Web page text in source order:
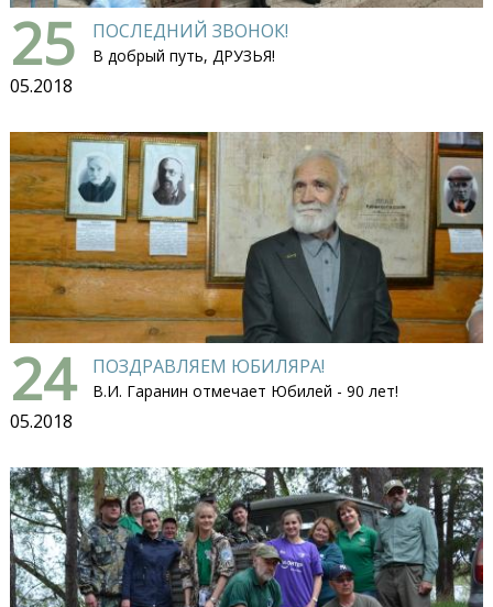
25
05.2018
ПОСЛЕДНИЙ ЗВОНОК!
В добрый путь, ДРУЗЬЯ!
24
05.2018
ПОЗДРАВЛЯЕМ ЮБИЛЯРА!
В.И. Гаранин отмечает Юбилей - 90 лет!